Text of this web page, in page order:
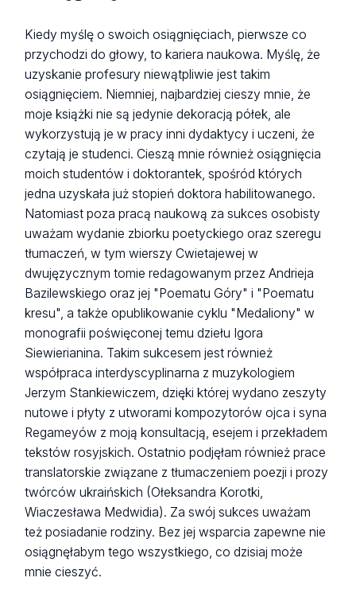
Kiedy myślę o swoich osiągnięciach, pierwsze co
przychodzi do głowy, to kariera naukowa. Myślę, że
uzyskanie profesury niewątpliwie jest takim
osiągnięciem. Niemniej, najbardziej cieszy mnie, że
moje książki nie są jedynie dekoracją półek, ale
wykorzystują je w pracy inni dydaktycy i uczeni, że
czytają je studenci. Cieszą mnie również osiągnięcia
moich studentów i doktorantek, spośród których
jedna uzyskała już stopień doktora habilitowanego.
Natomiast poza pracą naukową za sukces osobisty
uważam wydanie zbiorku poetyckiego oraz szeregu
tłumaczeń, w tym wierszy Cwietajewej w
dwujęzycznym tomie redagowanym przez Andrieja
Bazilewskiego oraz jej "Poematu Góry" i "Poematu
kresu", a także opublikowanie cyklu "Medaliony" w
monografii poświęconej temu dziełu Igora
Siewierianina. Takim sukcesem jest również
współpraca interdyscyplinarna z muzykologiem
Jerzym Stankiewiczem, dzięki której wydano zeszyty
nutowe i płyty z utworami kompozytorów ojca i syna
Regameyów z moją konsultacją, esejem i przekładem
tekstów rosyjskich. Ostatnio podjęłam również prace
translatorskie związane z tłumaczeniem poezji i prozy
twórców ukraińskich (Ołeksandra Korotki,
Wiaczesława Medwidia). Za swój sukces uważam
też posiadanie rodziny. Bez jej wsparcia zapewne nie
osiągnęłabym tego wszystkiego, co dzisiaj może
mnie cieszyć.